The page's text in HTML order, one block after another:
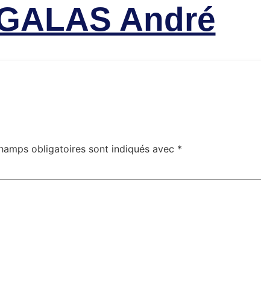
André
obligatoires sont indiqués avec *